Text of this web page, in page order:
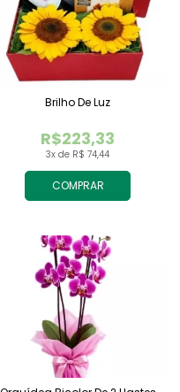
COMPRAR
3x de R$ 74,44
R$223,33
Brilho De Luz